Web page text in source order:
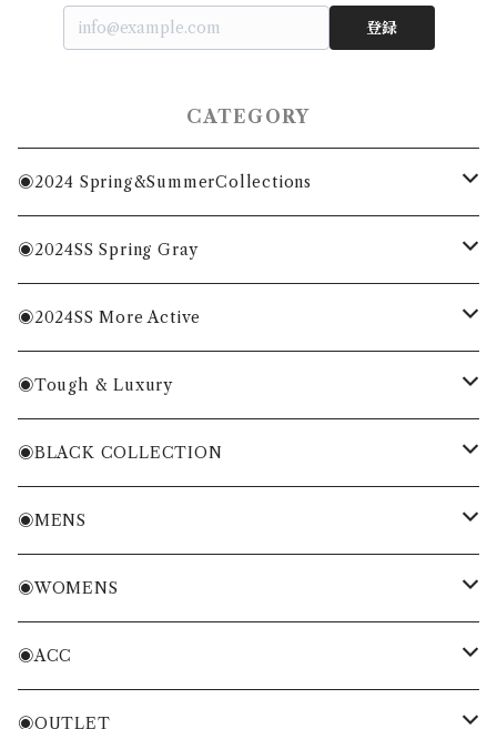
登録
CATEGORY
◉2024 Spring&SummerCollections
MENS
WOMENS
ACC
◉2024SS Spring Gray
MENS
WOMENS
◉2024SS More Active
MENS
WOMENS
ACC
◉Tough & Luxury
・Cordura Eco Collection
・More Classical & Fashionable
◉BLACK COLLECTION
・VESSEL×ZOY
◉MENS
シャツ・ポロシャツ
Tシャツ・トレーナー
ニット・ニットベスト
◉WOMENS
シャツ・ポロシャツ
Tシャツ・トレーナー
◉ACC
バッグ
◉OUTLET